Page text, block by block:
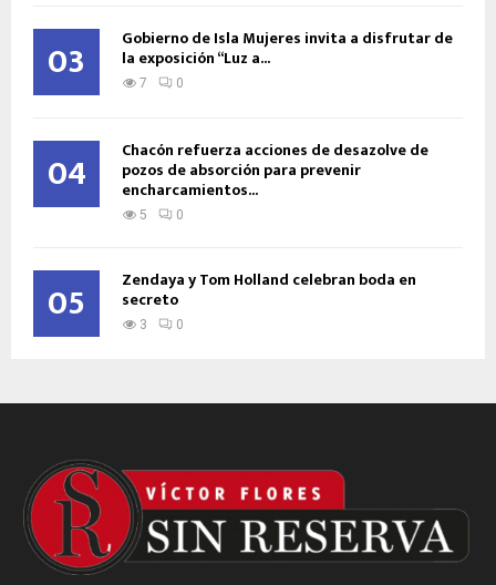
03 Gobierno de Isla Mujeres invita a disfrutar de
la exposición “Luz a...
7 0
04 Chacón refuerza acciones de desazolve de
pozos de absorción para prevenir
encharcamientos...
5 0
05 Zendaya y Tom Holland celebran boda en
secreto
3 0